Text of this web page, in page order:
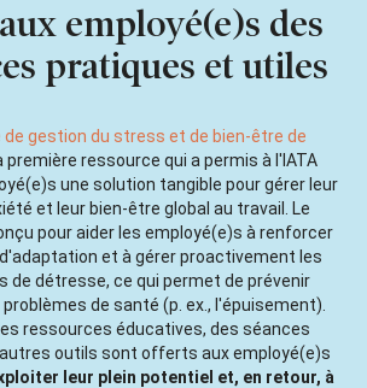
employé(e)s des
pratiques et utiles
gestion du stress et de bien-être de
première ressource qui a permis à l'IATA
une solution tangible pour gérer leur
et leur bien-être global au travail. Le
pour aider les employé(e)s à renforcer
et à gérer proactivement les
de détresse, ce qui permet de prévenir
de santé (p. ex., l'épuisement).
ressources éducatives, des séances
outils sont offerts aux employé(e)s
leur plein potentiel et, en retour, à